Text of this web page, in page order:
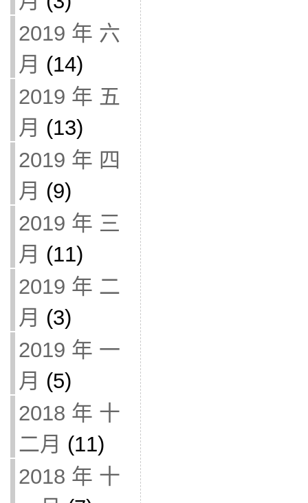
2019 年 六
月 (14)
2019 年 五
月 (13)
2019 年 四
月 (9)
2019 年 三
月 (11)
2019 年 二
月 (3)
2019 年 一
月 (5)
2018 年 十
二月 (11)
2018 年 十